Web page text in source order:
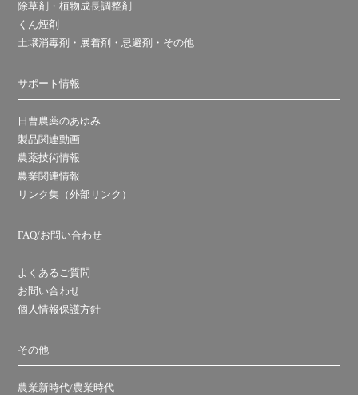
除草剤・植物成長調整剤
くん煙剤
土壌消毒剤・展着剤・忌避剤・その他
サポート情報
日曹農薬のあゆみ
製品関連動画
農薬技術情報
農業関連情報
リンク集（外部リンク）
FAQ/お問い合わせ
よくあるご質問
お問い合わせ
個人情報保護方針
その他
農業新時代/農業時代